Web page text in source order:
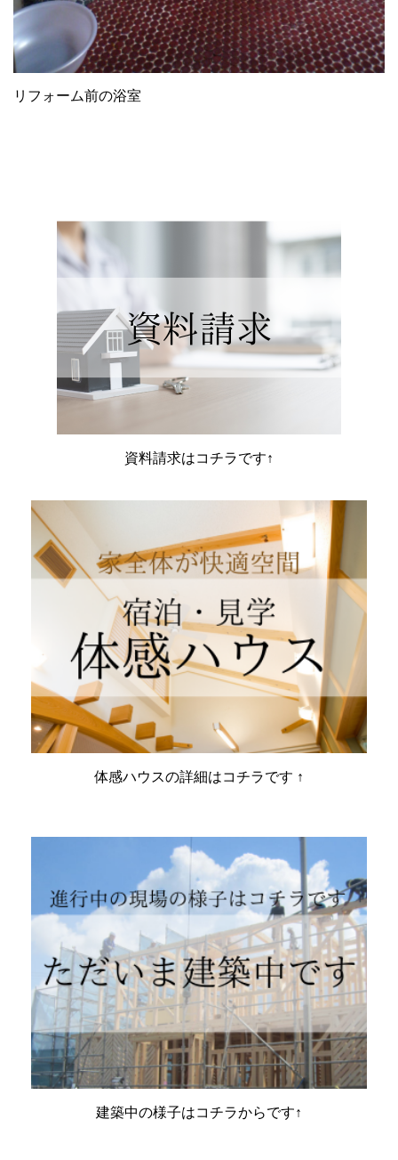
リフォーム前の浴室
資料請求はコチラです↑
体感ハウスの詳細はコチラです ↑
建築中の様子はコチラからです↑